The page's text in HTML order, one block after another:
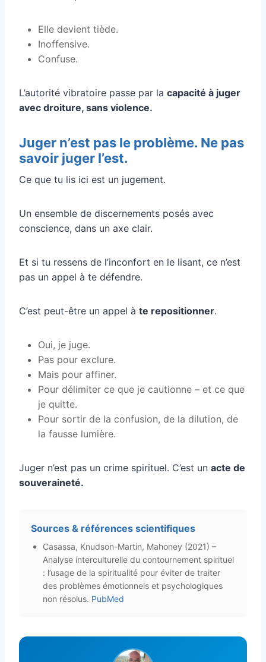
Elle devient tiède.
Inoffensive.
Confuse.
L’autorité vibratoire passe par la capacité à juger
avec droiture, sans violence.
Juger n’est pas le problème. Ne pas
savoir juger l’est.
Ce que tu lis ici est un jugement.
Un ensemble de discernements posés avec
conscience, dans un axe clair.
Et si tu ressens de l’inconfort en le lisant, ce n’est
pas un appel à te défendre.
C’est peut-être un appel à te repositionner.
Oui, je juge.
Pas pour exclure.
Mais pour affiner.
Pour délimiter ce que je cautionne – et ce que
je quitte.
Pour sortir de la confusion, de la dilution, de
la fausse lumière.
Juger n’est pas un crime spirituel. C’est un acte de
souveraineté.
Sources & références scientifiques
Casassa, Knudson-Martin, Mahoney (2021) –
Analyse interculturelle du contournement spirituel
: l’usage de la spiritualité pour éviter de traiter
des problèmes émotionnels et psychologiques
non résolus. PubMed